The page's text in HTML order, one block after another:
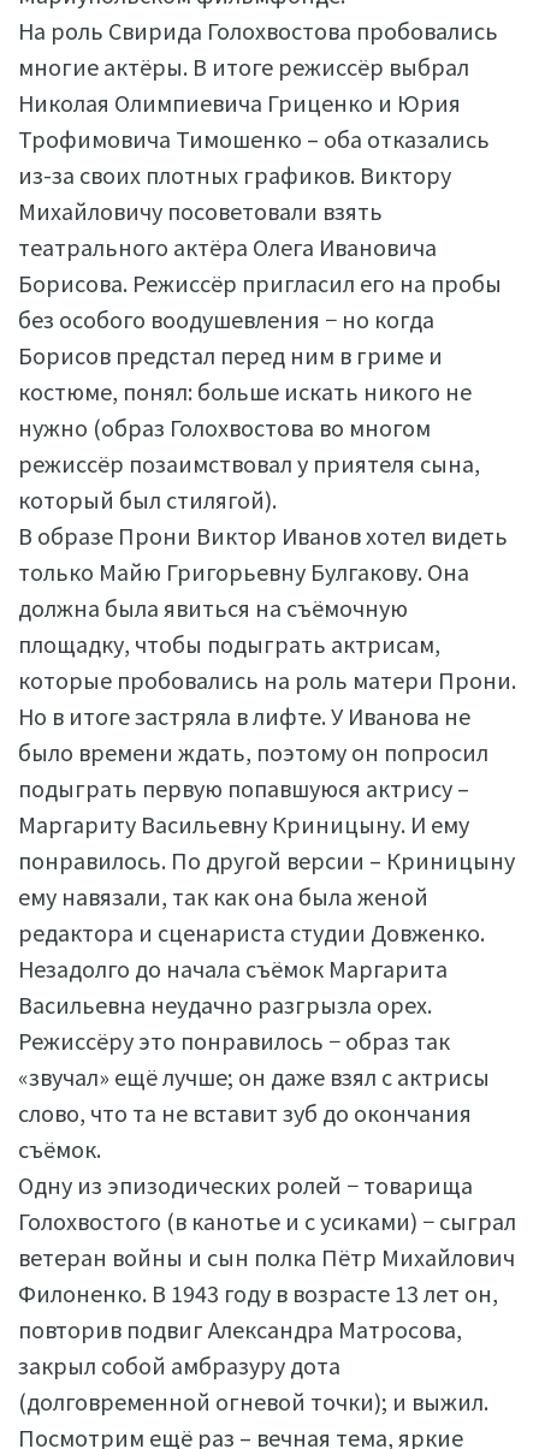
На роль Свирида Голохвостова пробовались
многие актёры. В итоге режиссёр выбрал
Николая Олимпиевича Гриценко и Юрия
Трофимовича Тимошенко – оба отказались
из-за своих плотных графиков. Виктору
Михайловичу посоветовали взять
театрального актёра Олега Ивановича
Борисова. Режиссёр пригласил его на пробы
без особого воодушевления − но когда
Борисов предстал перед ним в гриме и
костюме, понял: больше искать никого не
нужно (образ Голохвостова во многом
режиссёр позаимствовал у приятеля сына,
который был стилягой).
В образе Прони Виктор Иванов хотел видеть
только Майю Григорьевну Булгакову. Она
должна была явиться на съёмочную
площадку, чтобы подыграть актрисам,
которые пробовались на роль матери Прони.
Но в итоге застряла в лифте. У Иванова не
было времени ждать, поэтому он попросил
подыграть первую попавшуюся актрису –
Маргариту Васильевну Криницыну. И ему
понравилось. По другой версии – Криницыну
ему навязали, так как она была женой
редактора и сценариста студии Довженко.
Незадолго до начала съёмок Маргарита
Васильевна неудачно разгрызла орех.
Режиссёру это понравилось − образ так
«звучал» ещё лучше; он даже взял с актрисы
слово, что та не вставит зуб до окончания
съёмок.
Одну из эпизодических ролей − товарища
Голохвостого (в канотье и с усиками) − сыграл
ветеран войны и сын полка Пётр Михайлович
Филоненко. В 1943 году в возрасте 13 лет он,
повторив подвиг Александра Матросова,
закрыл собой амбразуру дота
(долговременной огневой точки); и выжил.
Посмотрим ещё раз – вечная тема, яркие